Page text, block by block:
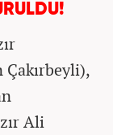
Çakırbeyli),
Ali